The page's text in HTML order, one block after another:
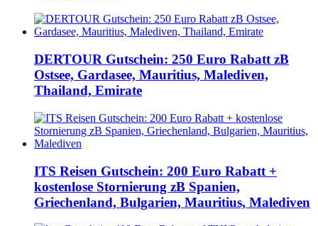
DERTOUR Gutschein: 250 Euro Rabatt zB
Ostsee, Gardasee, Mauritius, Malediven,
Thailand, Emirate
ITS Reisen Gutschein: 200 Euro Rabatt +
kostenlose Stornierung zB Spanien,
Griechenland, Bulgarien, Mauritius, Malediven